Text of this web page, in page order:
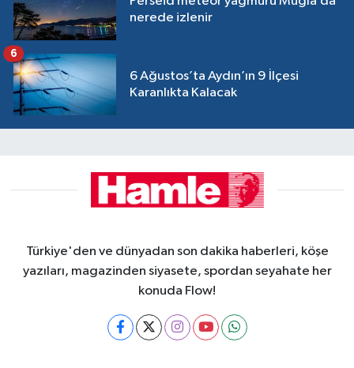
nerede izlenir
6 Ağustos’ta Aydın’ın 9 İlçesi
Karanlıkta Kalacak
6
Türkiye'den ve dünyadan son dakika haberleri, köşe
yazıları, magazinden siyasete, spordan seyahate her
konuda Flow!